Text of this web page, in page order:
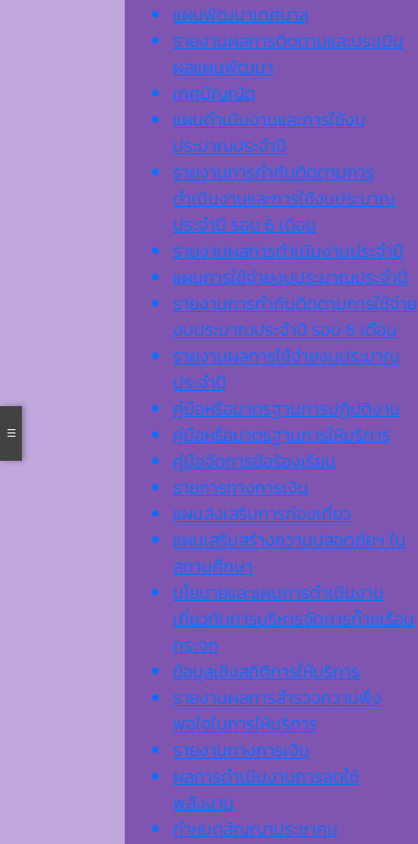
แผนพัฒนาเทศบาล
รายงานผลการติดตามและประเมิน
ผลแผนพัฒนา
เทศบัญญัต
แผนดำเนินงานและการใช้งบ
ประมาณประจำปี
รายงานการกำกับติดตามการ
ดำเนินงานและการใช้งบประมาณ
ประจำปี รอบ 6 เดือน
รายงานผลการดำเนินงานประจำปี
แผนการใช้จ่ายงบประมาณประจำปี
รายงานการกำกับติดตามการใช้จ่าย
งบประมาณประจำปี รอบ 6 เดือน
รายงานผลการใช้จ่ายงบประมาณ
ประจำปี
คู่มือหรือมาตรฐานการปฏิบัติงาน
คู่มือหรือมาตรฐานการให้บริการ
คู่มือจัดการข้อร้องเรียน
รายการทางการเงิน
แผนส่งเสริมการท่องเที่ยว
แผนเสริมสร้างความปลอดภัยฯ ใน
สถานศึกษา
นโยบายและแผนการดำเนินงาน
เกี่ยวกับการบริหารจัดการก๊าซเรือน
กระจก
ข้อมูลเชิงสถิติการให้บริการ
รายงานผลการสำรวจความพึง
พอใจในการให้บริการ
รายงานทางการเงิน
ผลการดำเนินงานการลดใช้
พลังงาน
กำหนดสัญญาประชาคม